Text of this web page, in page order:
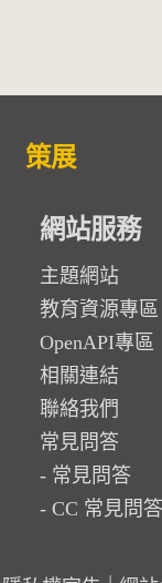
策展
網站服務
主題網站
教育資源專區
OpenAPI專區
相關連結
聯絡我們
常見問答
常見問答
CC 常見問